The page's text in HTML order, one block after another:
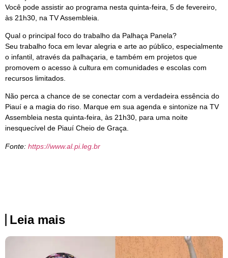
Você pode assistir ao programa nesta quinta-feira, 5 de fevereiro,
às 21h30, na TV Assembleia.
Qual o principal foco do trabalho da Palhaça Panela?
Seu trabalho foca em levar alegria e arte ao público, especialmente
o infantil, através da palhaçaria, e também em projetos que
promovem o acesso à cultura em comunidades e escolas com
recursos limitados.
Não perca a chance de se conectar com a verdadeira essência do
Piauí e a magia do riso. Marque em sua agenda e sintonize na TV
Assembleia nesta quinta-feira, às 21h30, para uma noite
inesquecível de Piauí Cheio de Graça.
Fonte: https://www.al.pi.leg.br
Leia mais